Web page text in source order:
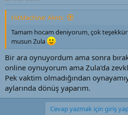
verir.
HitMachine' Alıntı:
Tamam hocam deniyorum, çok
musun Zula
Bir ara oynuyordum ama sonra
online oynuyorum ama Zula'da
Pek vaktim olmadığından
aylarında dönüş yaparım.
Cevap yazmak için giriş